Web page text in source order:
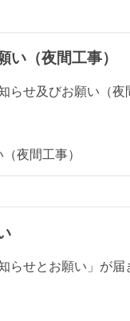
い（夜間工事）
らせ及びお願い（
夜間工事）
らせとお願い」が届